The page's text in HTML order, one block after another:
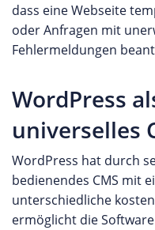
dass eine Webseite
oder Anfragen mit
Fehlermeldungen
WordPress
universelles
WordPress hat durch
bedienendes CMS mit
unterschiedliche
ermöglicht die